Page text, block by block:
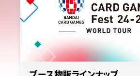
ブース物販ラインナップ